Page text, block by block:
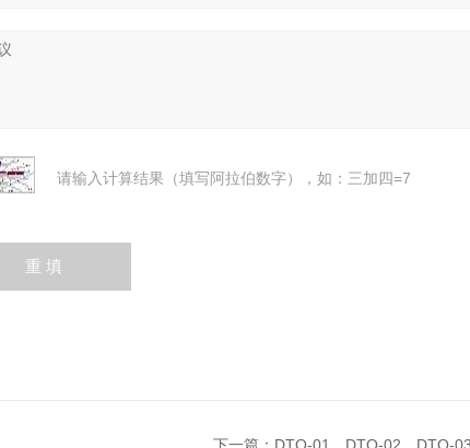
请输入计算结果（填写阿拉伯数字），如：三加四=7